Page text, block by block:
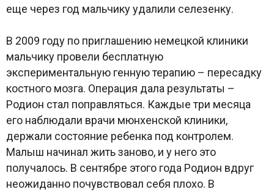
еще через год мальчику удалили селезенку.
В 2009 году по приглашению немецкой клиники
мальчику провели бесплатную
экспериментальную генную терапию – пересадку
костного мозга. Операция дала результаты –
Родион стал поправляться. Каждые три месяца
его наблюдали врачи мюнхенской клиники,
держали состояние ребенка под контролем.
Малыш начинал жить заново, и у него это
получалось. В сентябре этого года Родион вдруг
неожиданно почувствовал себя плохо. В